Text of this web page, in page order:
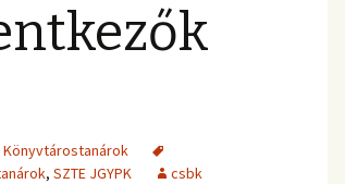
Könyvtárostanárok
, SZTE JGYPK csbk